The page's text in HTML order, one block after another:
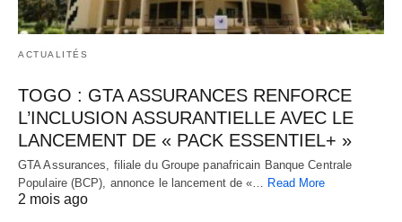
ACTUALITÉS
TOGO : GTA ASSURANCES RENFORCE
L’INCLUSION ASSURANTIELLE AVEC LE
LANCEMENT DE « PACK ESSENTIEL+ »
GTA Assurances, filiale du Groupe panafricain Banque Centrale
Populaire (BCP), annonce le lancement de «… Read More
2 mois ago